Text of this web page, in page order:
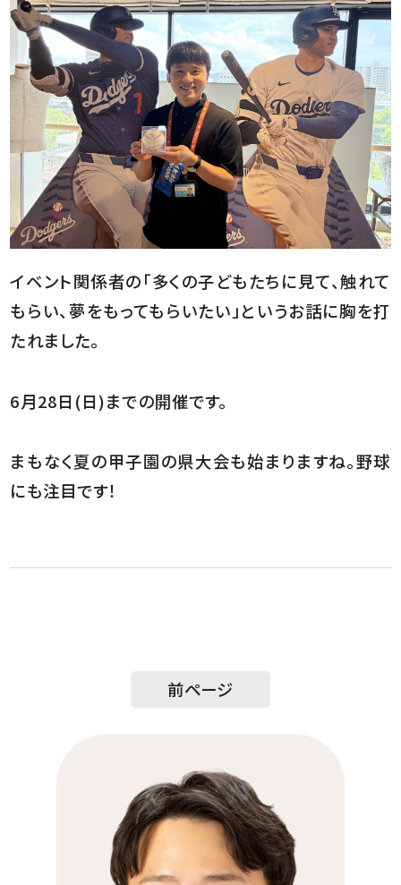
イベント関係者の「多くの子どもたちに見て、触れて
もらい、夢をもってもらいたい」というお話に胸を打
たれました。
6月28日(日)までの開催です。
まもなく夏の甲子園の県大会も始まりますね。野球
にも注目です！
前ページ